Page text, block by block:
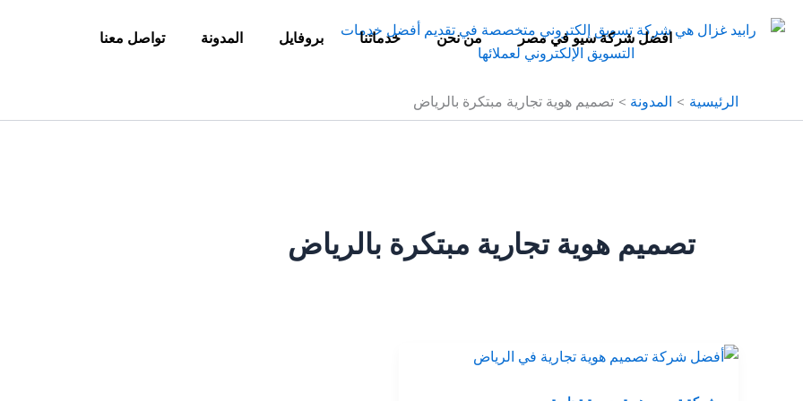
إلى
افضل شركة سيو في مصر من نحن خدماتنا بروفايل المدونة تواصل معنا
الرئيسية المدونة تصميم هوية تجارية مبتكرة بالرياض
تصميم هوية تجارية مبتكرة بالرياض